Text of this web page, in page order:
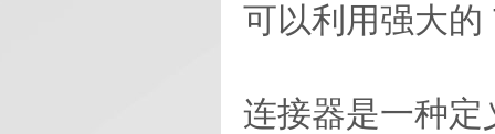
可以利用强大的
连接器是一种